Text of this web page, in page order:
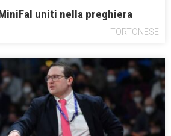
uniti nella preghiera
TORTONESE